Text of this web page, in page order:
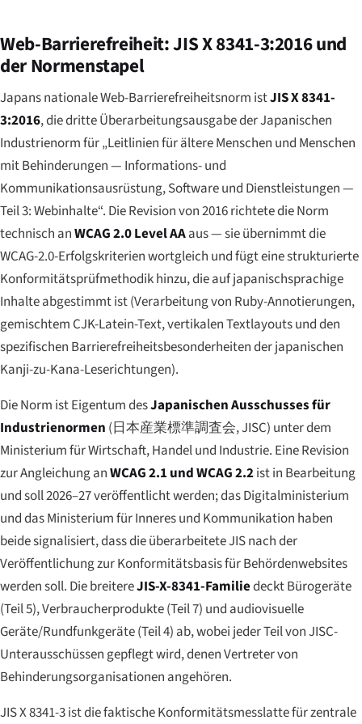
Web-Barrierefreiheit: JIS X 8341-3:2016 und
der Normenstapel
Japans nationale Web-Barrierefreiheitsnorm istJIS X 8341-
3:2016, die dritte Überarbeitungsausgabe der Japanischen
Industrienorm für „Leitlinien für ältere Menschen und Menschen
mit Behinderungen — Informations- und
Kommunikationsausrüstung, Software und Dienstleistungen —
Teil 3: Webinhalte“. Die Revision von 2016 richtete die Norm
technisch anWCAG 2.0 Level AAaus — sie übernimmt die
WCAG-2.0-Erfolgskriterien wortgleich und fügt eine strukturierte
Konformitätsprüfmethodik hinzu, die auf japanischsprachige
Inhalte abgestimmt ist (Verarbeitung von Ruby-Annotierungen,
gemischtem CJK-Latein-Text, vertikalen Textlayouts und den
spezifischen Barrierefreiheitsbesonderheiten der japanischen
Kanji-zu-Kana-Leserichtungen).
Die Norm ist Eigentum desJapanischen Ausschusses für
Industrienormen (日本産業標準調査会, JISC) unter dem
Ministerium für Wirtschaft, Handel und Industrie. Eine Revision
zur Angleichung anWCAG 2.1 und WCAG 2.2ist in Bearbeitung
und soll 2026–27 veröffentlicht werden; das Digitalministerium
und das Ministerium für Inneres und Kommunikation haben
beide signalisiert, dass die überarbeitete JIS nach der
Veröffentlichung zur Konformitätsbasis für Behördenwebsites
werden soll. Die breitereJIS-X-8341-Familiedeckt Bürogeräte
(Teil 5), Verbraucherprodukte (Teil 7) und audiovisuelle
Geräte/Rundfunkgeräte (Teil 4) ab, wobei jeder Teil von JISC-
Unterausschüssen gepflegt wird, denen Vertreter von
Behinderungsorganisationen angehören.
JIS X 8341-3 ist die faktische Konformitätsmesslatte für zentrale